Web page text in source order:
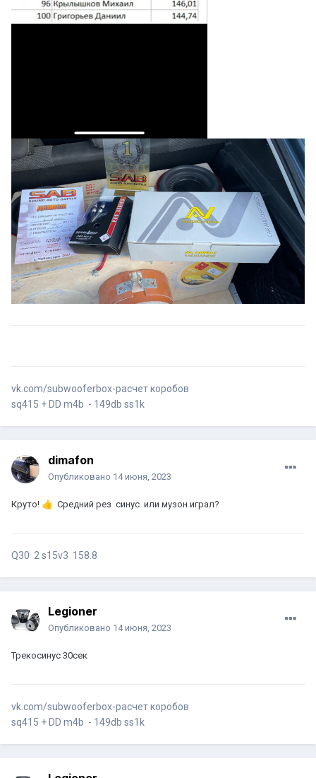
vk.com/subwooferbox-расчет коробов
sq415 + DD m4b - 149db ss1k
dimafon
Опубликовано 14 июня, 2023
Круто! 👍 Средний рез синус или музон играл?
Q30 2 s15v3 158.8
Legioner
Опубликовано 14 июня, 2023
Трекосинус 30сек
vk.com/subwooferbox-расчет коробов
sq415 + DD m4b - 149db ss1k